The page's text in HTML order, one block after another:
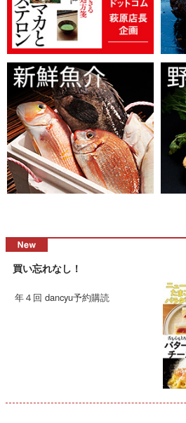
買い忘れなし！
年４回 dancyu予約購読